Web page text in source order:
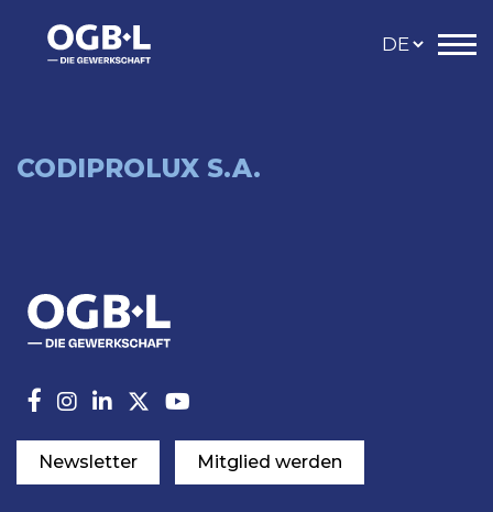
CODIPROLUX S.A.
Newsletter Mitglied werden